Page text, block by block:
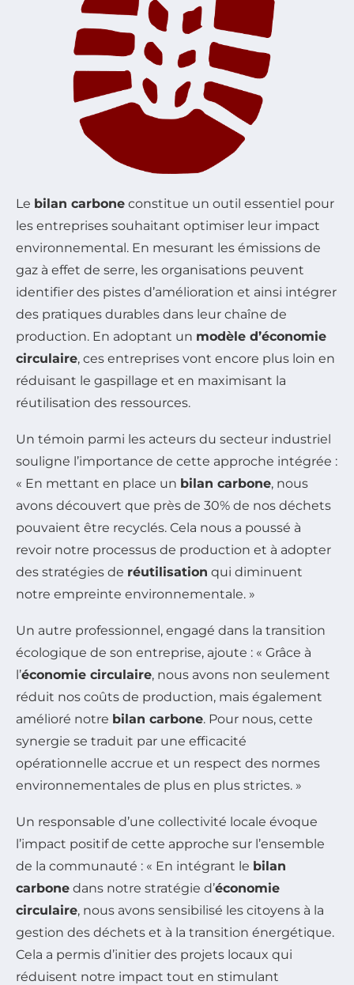
Le bilan carbone constitue un outil essentiel pour
les entreprises souhaitant optimiser leur impact
environnemental. En mesurant les émissions de
gaz à effet de serre, les organisations peuvent
identifier des pistes d’amélioration et ainsi intégrer
des pratiques durables dans leur chaîne de
production. En adoptant un modèle d’économie
circulaire, ces entreprises vont encore plus loin en
réduisant le gaspillage et en maximisant la
réutilisation des ressources.
Un témoin parmi les acteurs du secteur industriel
souligne l’importance de cette approche intégrée :
« En mettant en place un bilan carbone, nous
avons découvert que près de 30% de nos déchets
pouvaient être recyclés. Cela nous a poussé à
revoir notre processus de production et à adopter
des stratégies de réutilisation qui diminuent
notre empreinte environnementale. »
Un autre professionnel, engagé dans la transition
écologique de son entreprise, ajoute : « Grâce à
l’économie circulaire, nous avons non seulement
réduit nos coûts de production, mais également
amélioré notre bilan carbone. Pour nous, cette
synergie se traduit par une efficacité
opérationnelle accrue et un respect des normes
environnementales de plus en plus strictes. »
Un responsable d’une collectivité locale évoque
l’impact positif de cette approche sur l’ensemble
de la communauté : « En intégrant le bilan
carbone dans notre stratégie d’économie
circulaire, nous avons sensibilisé les citoyens à la
gestion des déchets et à la transition énergétique.
Cela a permis d’initier des projets locaux qui
réduisent notre impact tout en stimulant